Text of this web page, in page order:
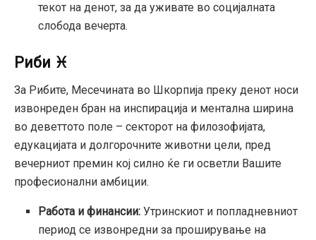
текот на денот, за да уживате во социјалната
слобода вечерта.
Риби ♓
За Рибите, Месечината во Шкорпија преку денот носи
извонреден бран на инспирација и ментална ширина
во деветтото поле – секторот на филозофијата,
едукацијата и долгорочните животни цели, пред
вечерниот премин кој силно ќе ги осветли Вашите
професионални амбиции.
Работа и финансии: Утринскиот и попладневниот
период се извонредни за проширување на